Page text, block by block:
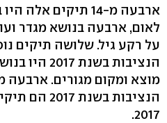
ארבעה מ-14 תיקים
לאום, ארבעה בנושא מגדר
על רקע גיל. שלושה תיקים
הנציבות
מוצא ומקום מגורים.
הנציבות
2017.